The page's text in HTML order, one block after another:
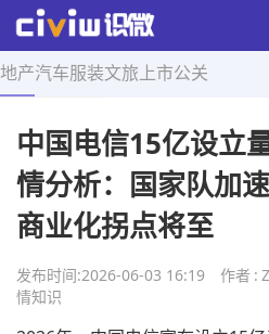
地产汽车服装文旅 上市公关
首页 > 舆情知识 > 正文
中国电信15亿设立
情分析：国家队加
商业化拐点将至
发布时间:2026-06-03 16:19 作者 :
情知识